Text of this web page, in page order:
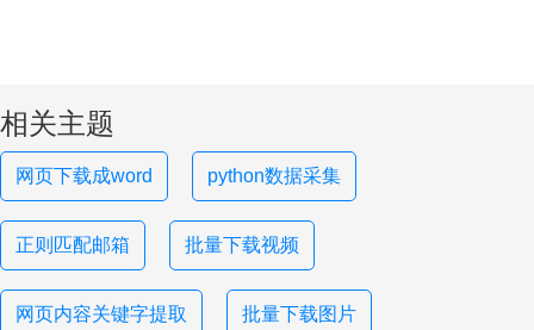
相关主题
网页下载成word python数据采集
正则匹配邮箱 批量下载视频
网页内容关键字提取 批量下载图片